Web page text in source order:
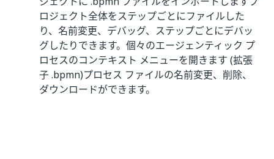
ロジェクト全体をステップごとにファイルした
り、名前変更、デバッグ、ステップごとにデバッ
グしたりできます。個々のエージェンティック プ
ロセスのコンテキスト メニューを開きます (拡張
子 .bpmn)プロセス ファイルの名前変更、削除、
ダウンロードができます。